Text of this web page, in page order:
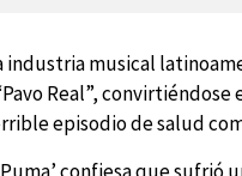
musical
Real”,
episodio de salud